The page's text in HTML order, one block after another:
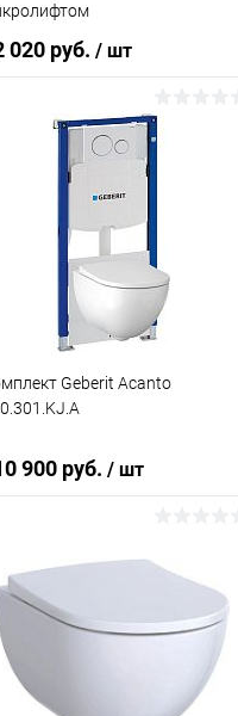
020 руб. / шт
В корзину
Купить в 1 клик
В избранное Под заказ
Geberit Acanto
900 руб. / шт
В корзину
Купить в 1 клик Сравнение
В избранное Под заказ